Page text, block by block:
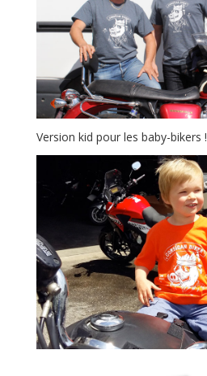
Version kid pour les baby-bikers !